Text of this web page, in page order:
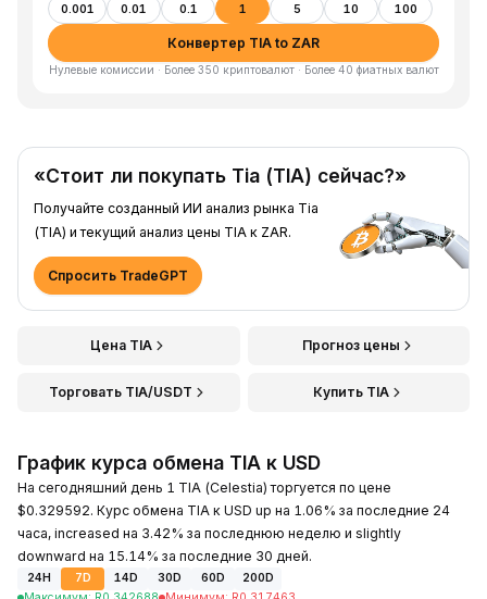
0.001 0.01 0.1 1 5 10 100
Конвертер TIA to ZAR
Нулевые комиссии · Более 350 криптовалют · Более 40 фиатных валют
«Стоит ли покупать Tia (TIA) сейчас?»
Получайте созданный ИИ анализ рынка Tia
(TIA) и текущий анализ цены TIA к ZAR.
Спросить TradeGPT
Цена TIA Прогноз цены
Торговать TIA/USDT Купить TIA
График курса обмена TIA к USD
На сегодняшний день 1 TIA (Celestia) торгуется по цене
$0.329592. Курс обмена TIA к USD up на 1.06% за последние 24
часа, increased на 3.42% за последнюю неделю и slightly
downward на 15.14% за последние 30 дней.
24H 7D 14D 30D 60D
200D